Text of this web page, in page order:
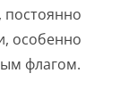
постоянно
особенно
флагом.